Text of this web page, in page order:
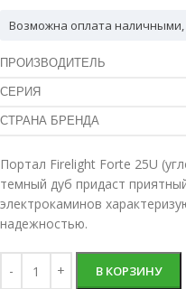
Возможна оплата
ПРОИЗВОДИТЕЛЬ
СЕРИЯ
СТРАНА БРЕНДА
Портал Firelight Forte 25U
темный дуб придаст
электрокаминов
надежностью.
В КОРЗИНУ